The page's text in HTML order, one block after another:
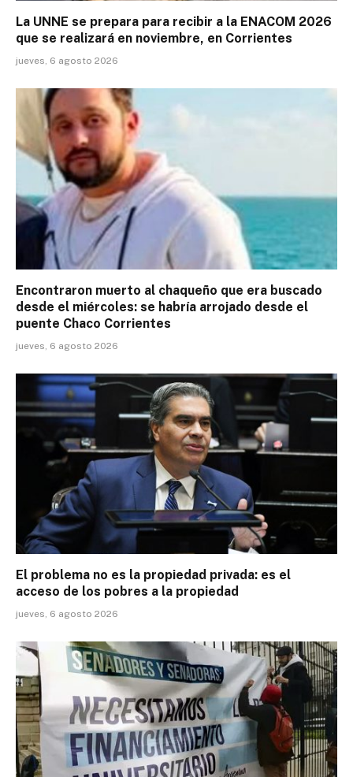
La UNNE se prepara para recibir a la ENACOM 2026
que se realizará en noviembre, en Corrientes
jueves, 6 agosto 2026
Encontraron muerto al chaqueño que era buscado
desde el miércoles: se habría arrojado desde el
puente Chaco Corrientes
jueves, 6 agosto 2026
El problema no es la propiedad privada: es el
acceso de los pobres a la propiedad
jueves, 6 agosto 2026